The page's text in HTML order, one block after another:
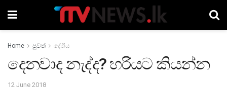
Home පුවත් දේශීය
දෙනවාද නැද්ද? හරියට කියන්න
12 June 2018